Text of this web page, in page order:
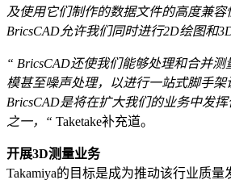
及使用它们制作的数据文件的高度兼容
BricsCAD允许我们同时进行2D绘图和
“ BricsCAD还使我们能够处理和合并
模甚至噪声处理，以进行一站式脚手架
BricsCAD是将在扩大我们的业务中发
之一，“ Taketake补充道。
开展3D测量业务
Takamiya的目标是成为推动该行业质